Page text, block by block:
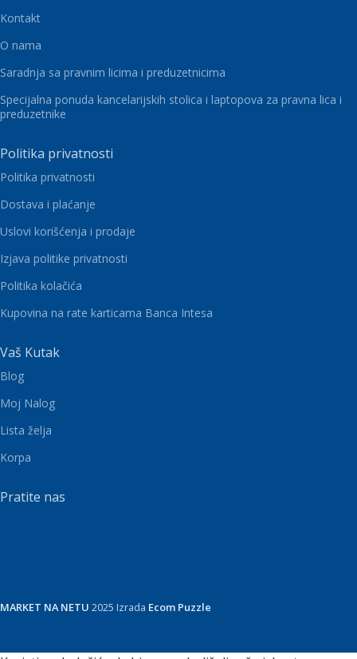
Kontakt
O nama
Saradnja sa pravnim licima i preduzetnicima
Specijalna ponuda kancelarijskih stolica i laptopova za pravna lica i
preduzetnike
Politika privatnosti
Politika privatnosti
Dostava i plaćanje
Uslovi korišćenja i prodaje
Izjava politike privatnosti
Politika kolačića
Kupovina na rate karticama Banca Intesa
Vaš Kutak
Blog
Moj Nalog
Lista želja
Korpa
Pratite nas
MARKET NA NETU 2025 Izrada Ecom Puzzle